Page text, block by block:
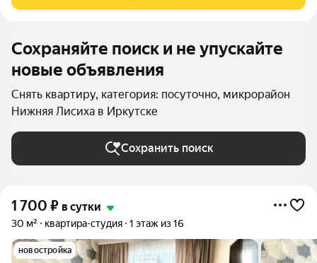
Сохраняйте поиск и не упускайте
новые объявления
Снять квартиру, категория: посуточно, микрорайон
Нижняя Лисиха в Иркутске
Сохранить поиск
1 700 ₽ в сутки
30 м² квартира-студия 1 этаж из 16
новостройка